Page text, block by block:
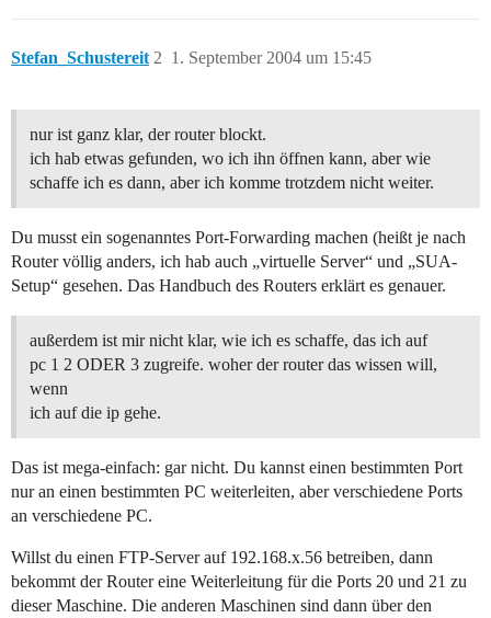
Stefan_Schustereit 1. September 2004 um 15:45
2
nur ist ganz klar, der router blockt.
ich hab etwas gefunden, wo ich ihn öffnen kann, aber wie
schaffe ich es dann, aber ich komme trotzdem nicht weiter.
Du musst ein sogenanntes Port-Forwarding machen (heißt je nach
Router völlig anders, ich hab auch „virtuelle Server“ und „SUA-
Setup“ gesehen. Das Handbuch des Routers erklärt es genauer.
außerdem ist mir nicht klar, wie ich es schaffe, das ich auf
pc 1 2 ODER 3 zugreife. woher der router das wissen will,
wenn
ich auf die ip gehe.
Das ist mega-einfach: gar nicht. Du kannst einen bestimmten Port
nur an einen bestimmten PC weiterleiten, aber verschiedene Ports
an verschiedene PC.
Willst du einen FTP-Server auf 192.168.x.56 betreiben, dann
bekommt der Router eine Weiterleitung für die Ports 20 und 21 zu
dieser Maschine. Die anderen Maschinen sind dann über den